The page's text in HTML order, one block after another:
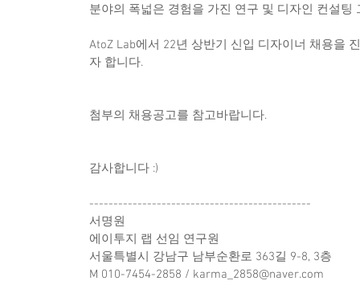
분야의 폭넓은 경험을 가진 연구 및 디자인 컨설팅
AtoZ Lab에서 22년 상반기 신입 디자이너 채용을
자 합니다.
첨부의 채용공고를 참고바랍니다.
감사합니다 :)
----------------------------------------------
서명원
에이투지 랩 선임 연구원
서울특별시 강남구 남부순환로 363길 9-8, 3층
M 010-7454-2858 / karma_2858@naver.com